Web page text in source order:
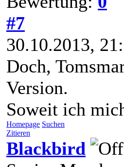
#7
30.10.2013,
Doch,
Version.
Soweit ich
Homepage Suchen
Zitieren
Blackbird